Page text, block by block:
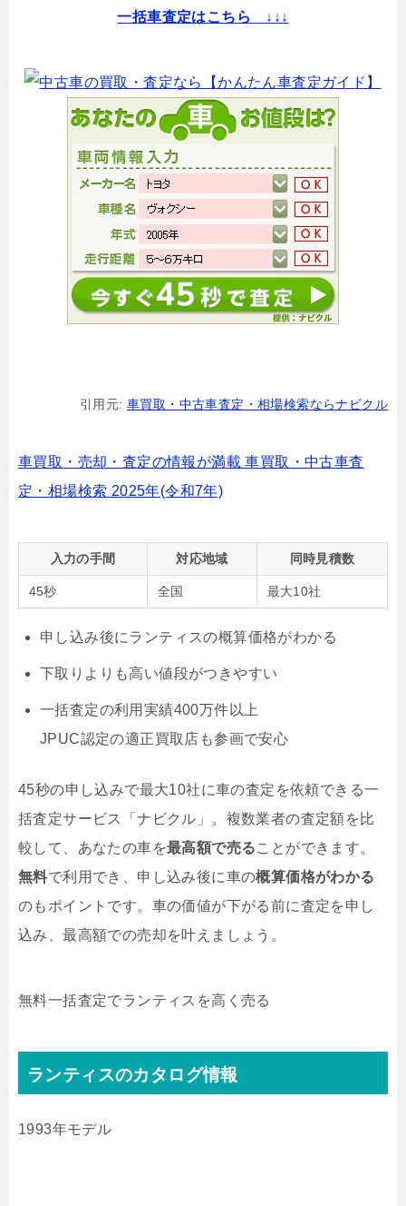
一括車査定はこちら ↓↓↓
引用元: 車買取・中古車査定・相場検索ならナビクル
車買取・売却・査定の情報が満載 車買取・中古車査
定・相場検索 2025年(令和7年)
入力の手間 対応地域 同時見積数
45秒 全国 最大10社
申し込み後にランティスの概算価格がわかる
下取りよりも高い値段がつきやすい
一括査定の利用実績400万件以上
JPUC認定の適正買取店も参画で安心
45秒の申し込みで最大10社に車の査定を依頼できる一
括査定サービス「ナビクル」。複数業者の査定額を比
較して、あなたの車を最高額で売ることができます。
無料で利用でき、申し込み後に車の概算価格がわかる
のもポイントです。車の価値が下がる前に査定を申し
込み、最高額での売却を叶えましょう。
無料一括査定でランティスを高く売る
ランティスのカタログ情報
1993年モデル